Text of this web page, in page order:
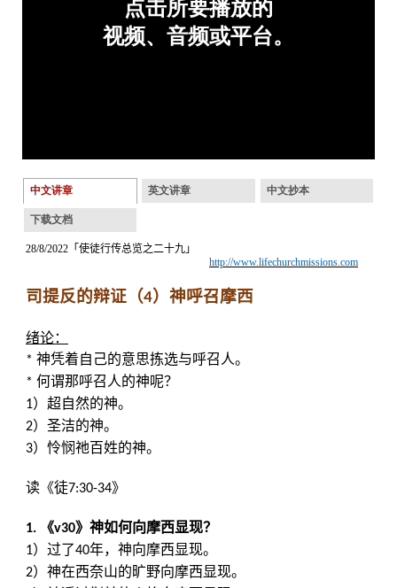
中文讲章 英文讲章 中文抄本
下载文档